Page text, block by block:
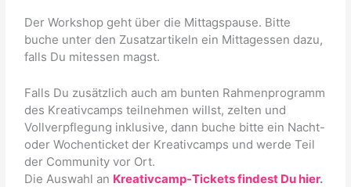
Der Workshop geht über die Mittagspause. Bitte
buche unter den Zusatzartikeln ein Mittagessen dazu,
falls Du mitessen magst.
Falls Du zusätzlich auch am bunten Rahmenprogramm
des Kreativcamps teilnehmen willst, zelten und
Vollverpflegung inklusive, dann buche bitte ein Nacht-
oder Wochenticket der Kreativcamps und werde Teil
der Community vor Ort.
Die Auswahl an Kreativcamp-Tickets findest Du hier.